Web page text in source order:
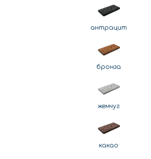
антрацит
бронза
жемчуг
какао